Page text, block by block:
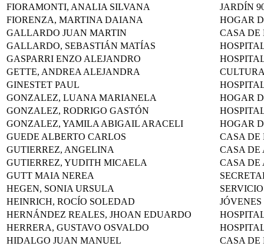
FIORAMONTI, ANALIA SILVANA
JARDÍN
FIORENZA, MARTINA DAIANA
HOGAR
GALLARDO JUAN MARTIN
CASA DE
GALLARDO, SEBASTIÁN MATÍAS
GASPARRI ENZO ALEJANDRO
GETTE, ANDREA ALEJANDRA
GINESTET PAUL
GONZALEZ, LUANA MARIANELA
HOGAR
GONZALEZ, RODRIGO GASTÓN
GONZALEZ, YAMILA ABIGAIL ARACELI
HOGAR
GUEDE ALBERTO CARLOS
CASA DE
GUTIERREZ, ANGELINA
CASA DE
GUTIERREZ, YUDITH MICAELA
CASA DE
GUTT MAIA NEREA
HEGEN, SONIA URSULA
HEINRICH, ROCÍO SOLEDAD
HERNÁNDEZ REALES, JHOAN EDUARDO
HERRERA, GUSTAVO OSVALDO
HIDALGO JUAN MANUEL
CASA DE